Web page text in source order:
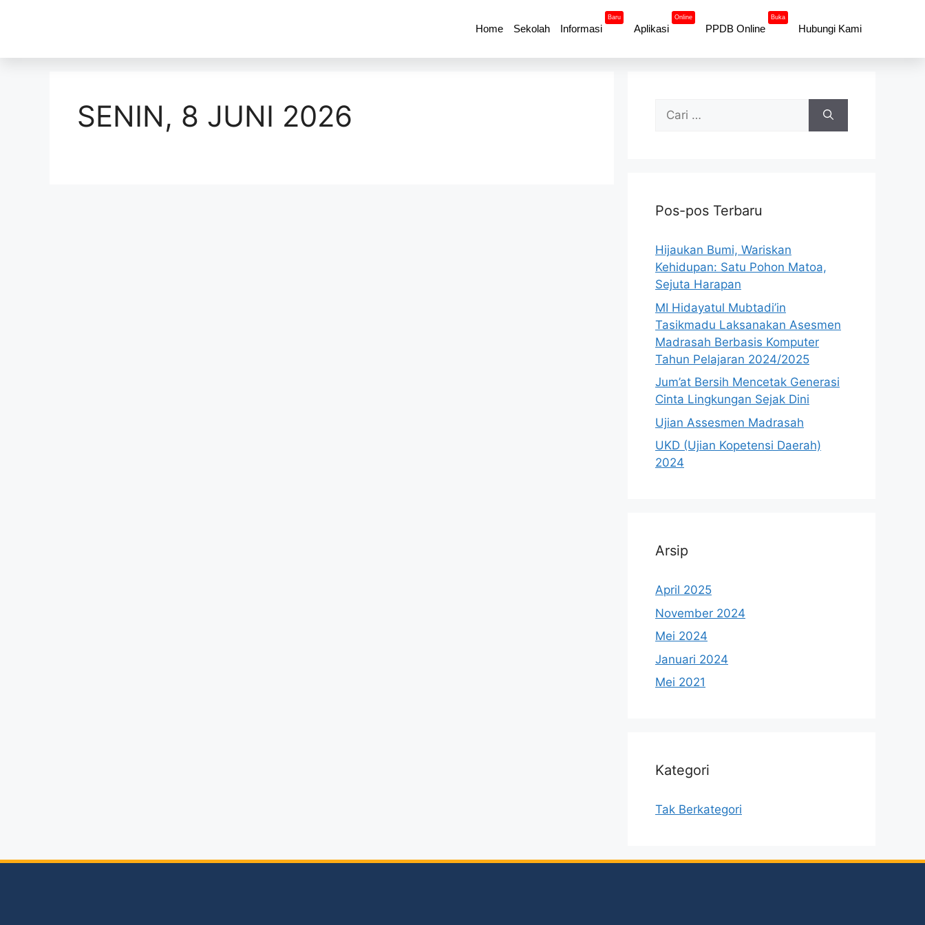
Home Sekolah Informasi
Baru
Aplikasi
Online
PPDB Online
Buka
Hubungi Kami
SENIN, 8 JUNI 2026
Pos-pos Terbaru
Hijaukan Bumi, Wariskan
Kehidupan: Satu Pohon Matoa,
Sejuta Harapan
MI Hidayatul Mubtadi’in
Tasikmadu Laksanakan Asesmen
Madrasah Berbasis Komputer
Tahun Pelajaran 2024/2025
Jum’at Bersih Mencetak Generasi
Cinta Lingkungan Sejak Dini
Ujian Assesmen Madrasah
UKD (Ujian Kopetensi Daerah)
2024
Arsip
April 2025
November 2024
Mei 2024
Januari 2024
Mei 2021
Kategori
Tak Berkategori